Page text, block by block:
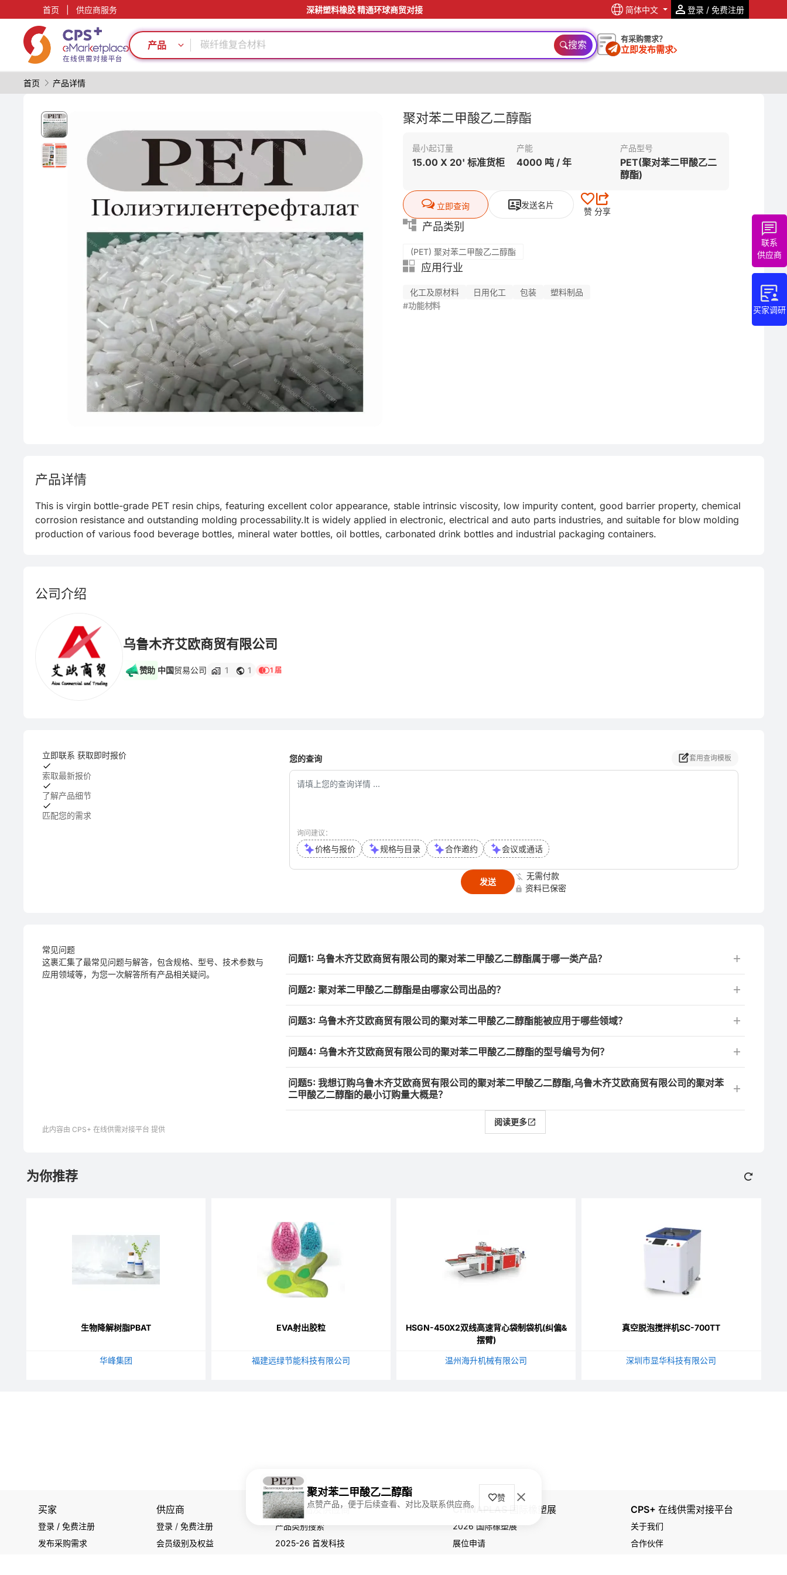
首页 供应商服务 深耕塑料橡胶 精通环球商贸对接 简体中文 登录 / 免费注册
产品
碳纤维复合材料
PP
PET
回收再生
绿色成型方案
表面处理
模具
碳纤维复合材料
PP
PET
功能材料
PVC
搜索 有采购需求？
立即发布需求
首页 产品详情
买家调研
联系
供应商
聚对苯二甲酸乙二醇酯
最小起订量
15.00 X 20' 标准货柜
产能
4000 吨 / 年
产品型号
PET(聚对苯二甲酸乙二
醇酯)
立即查询 发送名片
赞 分享
产品类别
(PET) 聚对苯二甲酸乙二醇酯
应用行业
化工及原材料 日用化工 包装
塑料制品
#功能材料
产品详情
This is virgin bottle-grade PET resin chips, featuring excellent color appearance, stable intrinsic viscosity, low impurity content, good barrier property, chemical
corrosion resistance and outstanding molding processability.It is widely applied in electronic, electrical and auto parts industries, and suitable for blow molding
production of various food beverage bottles, mineral water bottles, oil bottles, carbonated drink bottles and industrial packaging containers.
公司介绍
乌鲁木齐艾欧商贸有限公司
赞助 中国贸易公司 1 1 1 届
立即联系 获取即时报价
索取最新报价
了解产品细节
匹配您的需求
您的查询 套用查询模板
询问建议：
价格与报价 规格与目录 合作邀约 会议或通话
发送
无需付款
资料已保密
常见问题
这裹汇集了最常见问题与解答，包含规格、型号、技术参数与
应用领域等，为您一次解答所有产品相关疑问。
问题1: 乌鲁木齐艾欧商贸有限公司的聚对苯二甲酸乙二醇酯属于哪一类产品？
问题2: 聚对苯二甲酸乙二醇酯是由哪家公司出品的？
问题3: 乌鲁木齐艾欧商贸有限公司的聚对苯二甲酸乙二醇酯能被应用于哪些领域？
问题4: 乌鲁木齐艾欧商贸有限公司的聚对苯二甲酸乙二醇酯的型号编号为何？
问题5: 我想订购乌鲁木齐艾欧商贸有限公司的聚对苯二甲酸乙二醇酯,乌鲁木齐艾欧商贸有限公司的聚对苯
二甲酸乙二醇酯的最小订购量大概是？
阅读更多
此内容由 CPS+ 在线供需对接平台 提供
聚对苯二甲酸乙二醇酯
点赞产品，便于后续查看、对比及联系供应商。
赞
为你推荐
生物降解树脂PBAT
华峰集团
EVA射出胶粒
福建远绿节能科技有限公司
HSGN-450X2双线高速背心袋制袋机(纠偏&
摆臂)
温州海升机械有限公司
真空脱泡搅拌机SC-700TT
深圳市显华科技有限公司
买家
登录 / 免费注册
发布采购需求
供应商
登录 /免费注册
会员级别及权益
寻找产品及供应商
产品类别搜索
2025-26 首发科技
CHINAPLAS 国际橡塑展
2026 国际橡塑展
展位申请
CPS+ 在线供需对接平台
关于我们
合作伙伴